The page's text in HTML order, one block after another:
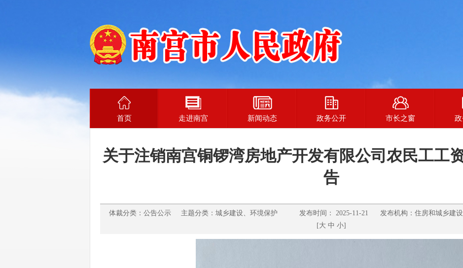
首页 走进南宫 新闻动态 政务公开 市长之窗
关于注销南宫铜锣湾房地产开发有限公司农民工工
告
体裁分类：公告公示 主题分类：城乡建设、环境保护 发布时间： 2025-11-21 发布机构：住房和城乡
[大 中 小]